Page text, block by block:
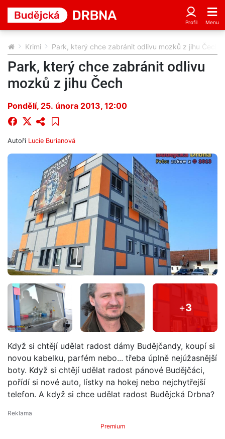
Krimi Park, který chce zabránit odlivu mozků z jihu Čech
Park, který chce zabránit odlivu
mozků z jihu Čech
Pondělí, 25. února 2013, 12:00
Autoři Lucie Burianová
+3
Když si chtějí udělat radost dámy Budějčandy, koupí si
novou kabelku, parfém nebo... třeba úplně nejúžasnější
boty. Když si chtějí udělat radost pánové Budějčáci,
pořídí si nové auto, lístky na hokej nebo nejchytřejší
telefon. A když si chce udělat radost Budějcká Drbna?
Premium